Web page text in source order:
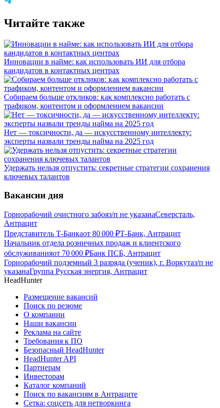
Читайте также
Инновации в найме: как использовать ИИ для отбора
кандидатов в контактных центрах
Собираем больше откликов: как комплексно работать с
трафиком, контентом и оформлением вакансии
Нет — токсичности, да — искусственному интеллекту:
эксперты назвали тренды найма на 2025 год
Удержать нельзя отпустить: секретные стратегии сохранения
ключевых талантов
Вакансии дня
Горнорабочий очистного забояз/п не указанаСеверсталь,
Антрацит
Представитель Т-Банкаот 80 000 ₽Т-Банк, Антрацит
Начальник отдела розничных продаж и клиентского
обслуживанияот 70 000 ₽Банк ПСБ, Антрацит
Горнорабочий подземный 3 разряда (ученик), г. Воркутаз/п не
указанаГруппа Русская энергия, Антрацит
HeadHunter
Размещение вакансий
Поиск по резюме
О компании
Наши вакансии
Реклама на сайте
Требования к ПО
Безопасный HeadHunter
HeadHunter API
Партнерам
Инвесторам
Каталог компаний
Поиск по вакансиям в Антраците
Сетка: соцсеть для нетворкинга